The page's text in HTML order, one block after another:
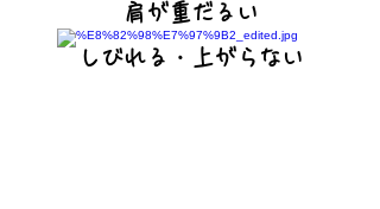
肩が重だるい
しびれる・上がらない